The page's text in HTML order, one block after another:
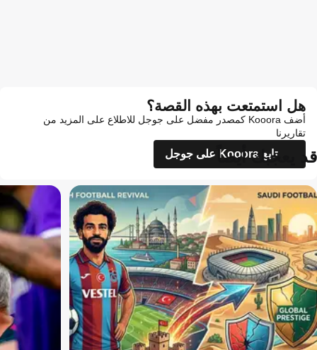
هل استمتعت بهذه القصة؟
أضف Kooora كمصدر مفضل على جوجل للاطلاع على المزيد من
تقاريرنا
تابع Kooora على جوجل
قد يعجبك أيضاً